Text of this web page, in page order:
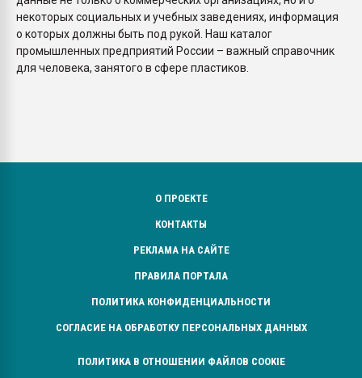
некоторых социальных и учебных заведениях, информация
о которых должны быть под рукой. Наш каталог
промышленных предприятий России – важный справочник
для человека, занятого в сфере пластиков.
О ПРОЕКТЕ
КОНТАКТЫ
РЕКЛАМА НА САЙТЕ
ПРАВИЛА ПОРТАЛА
ПОЛИТИКА КОНФИДЕНЦИАЛЬНОСТИ
СОГЛАСИЕ НА ОБРАБОТКУ ПЕРСОНАЛЬНЫХ ДАННЫХ
ПОЛИТИКА В ОТНОШЕНИИ ФАЙЛОВ COOKIE